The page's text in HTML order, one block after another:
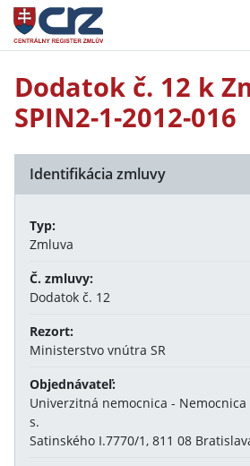
Dodatok č. 12 k
SPIN2-1-2012-016
Identifikácia zmluvy
Typ:
Zmluva
Č. zmluvy:
Dodatok č. 12
Rezort:
Ministerstvo vnútra SR
Objednávateľ:
Univerzitná nemocnica -
s.
Satinského I.7770/1, 811 08